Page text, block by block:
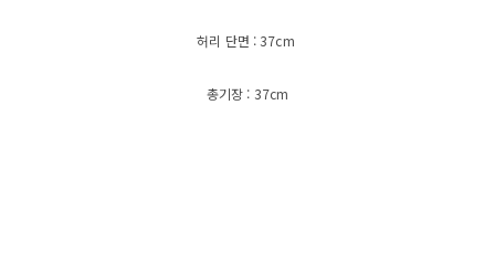
허리 단면 : 37cm
총기장 : 37cm